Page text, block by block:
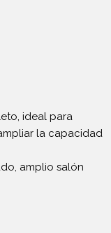
ideal para
la capacidad
amplio salón